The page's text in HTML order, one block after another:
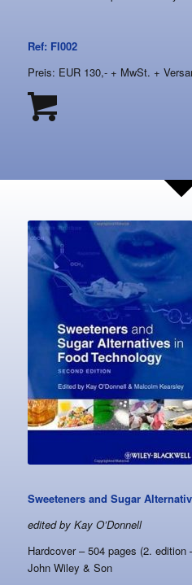
Ref: FI002
Preis: EUR 130,- + MwSt. +
Sweeteners and Sugar
edited by Kay O’Donnell
Hardcover – 504 pages (2. edition
John Wiley & Son